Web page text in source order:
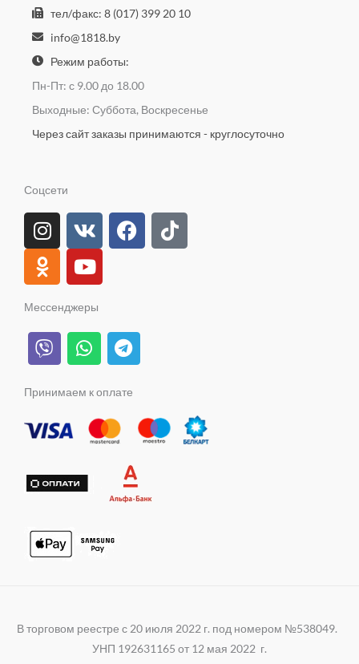
тел/факс: 8 (017) 399 20 10
info@1818.by
Режим работы:
Пн-Пт: с 9.00 до 18.00
Выходные: Суббота, Воскресенье
Через сайт заказы принимаются - круглосуточно
Соцсети
I
n
s
t
a
r
a
V
k
F
a
o
k
T
i
O
d
n
o
k
a
s
n
i
k
Y
o
u
t
u
b
e
Мессенджеры
V
i
e
W
h
t
a
p
T
e
e
m
Принимаем к оплате
В торговом реестре с 20 июля 2022 г. под номером №538049.
УНП 192631165 от 12 мая 2022 г.